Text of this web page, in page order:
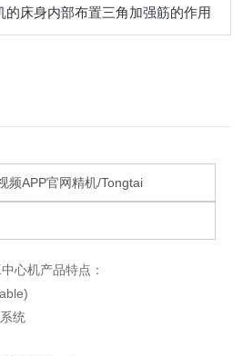
的床身内部布置三角加强筋的作用
频APP官网精机/Tongtai
产品特点：
统